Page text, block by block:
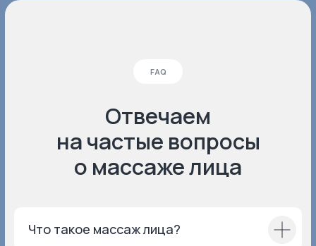
Что такое массаж лица?
Большая
Серпуховская улица,